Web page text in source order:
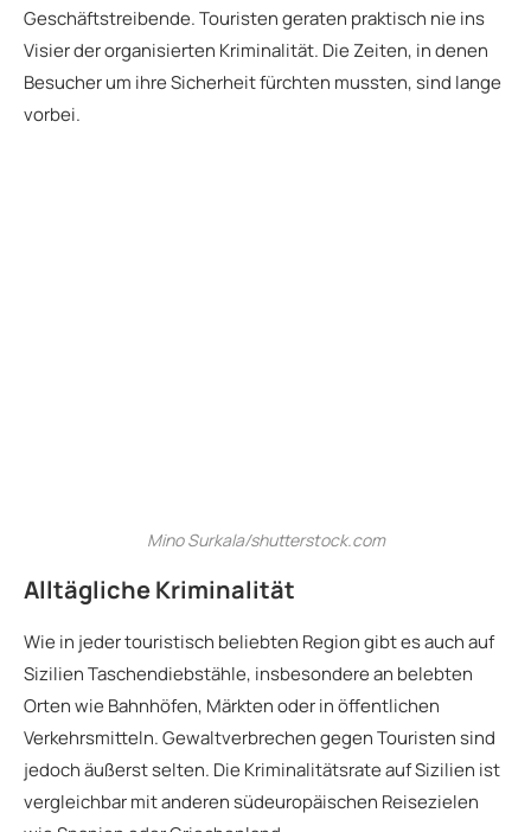
Geschäftstreibende. Touristen geraten praktisch nie ins
Visier der organisierten Kriminalität. Die Zeiten, in denen
Besucher um ihre Sicherheit fürchten mussten, sind lange
vorbei.
Mino Surkala/shutterstock.com
Alltägliche Kriminalität
Wie in jeder touristisch beliebten Region gibt es auch auf
Sizilien Taschendiebstähle, insbesondere an belebten
Orten wie Bahnhöfen, Märkten oder in öffentlichen
Verkehrsmitteln. Gewaltverbrechen gegen Touristen sind
jedoch äußerst selten. Die Kriminalitätsrate auf Sizilien ist
vergleichbar mit anderen südeuropäischen Reisezielen